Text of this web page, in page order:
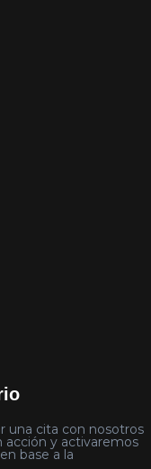
una cita con nosotros
y activaremos
base a la